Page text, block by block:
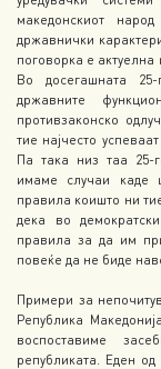
македонскиот
државнички
поговорка е
Во досегашната
државните
противзаконско
тие најчесто
Па така низ таа 25-
имаме случаи каде
правила коишто ни
дека во
правила за да им
повеќе да не биде
Примери за
Република
воспоставиме
републиката. Еден